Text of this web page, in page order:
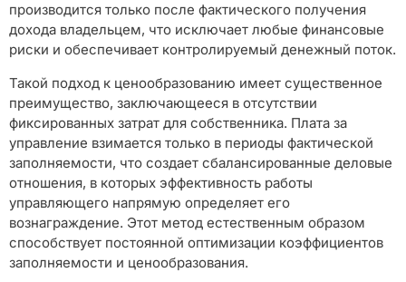
производится только после фактического получения
дохода владельцем, что исключает любые финансовые
риски и обеспечивает контролируемый денежный поток.
Такой подход к ценообразованию имеет существенное
преимущество, заключающееся в отсутствии
фиксированных затрат для собственника. Плата за
управление взимается только в периоды фактической
заполняемости, что создает сбалансированные деловые
отношения, в которых эффективность работы
управляющего напрямую определяет его
вознаграждение. Этот метод естественным образом
способствует постоянной оптимизации коэффициентов
заполняемости и ценообразования.